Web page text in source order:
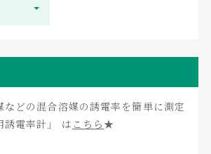
どの混合溶媒の誘電率を簡単に測定
電率計」 は こちら ★